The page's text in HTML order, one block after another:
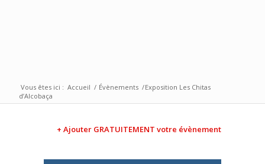
Vous êtes ici : Accueil / Évènements /Exposition Les Chitas
d’Alcobaça
+ Ajouter GRATUITEMENT votre évènement